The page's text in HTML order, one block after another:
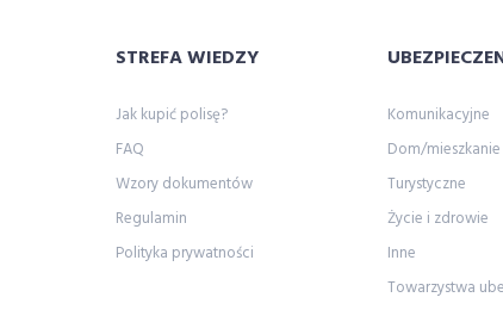
STREFA WIEDZY
Jak kupić polisę?
FAQ
Wzory dokumentów
Regulamin
Polityka prywatności
Komunikacyjne
Dom/mieszkanie
Turystyczne
Życie i zdrowie
Inne
Towarzystwa